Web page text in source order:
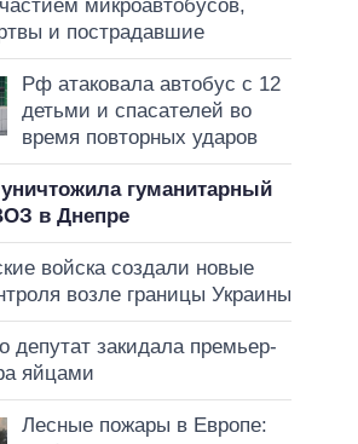
микроавтобусов,
и пострадавшие
Рф атаковала автобус с 12
детьми и спасателей во
время повторных ударов
гуманитарный
в Днепре
войска создали новые
возле границы Украины
депутат закидала премьер-
яйцами
Лесные пожары в Европе: